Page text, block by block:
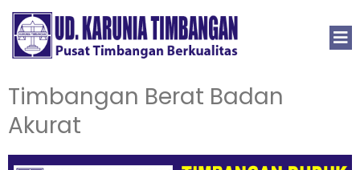
Timbangan Berat Badan
Akurat